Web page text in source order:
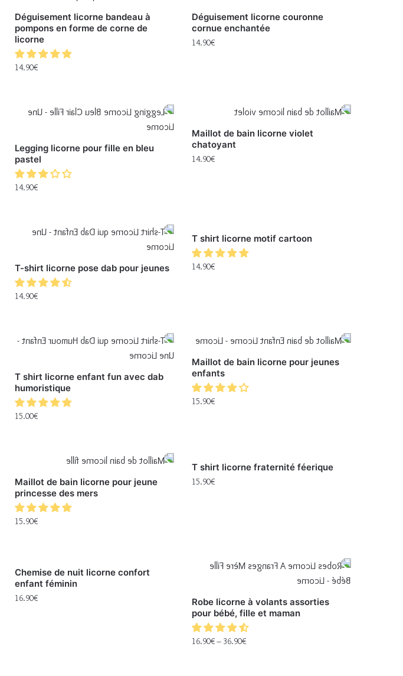
Déguisement licorne bandeau à
pompons en forme de corne de
licorne
14.90€
Déguisement licorne couronne
cornue enchantée
14.90€
Legging licorne pour fille en bleu
pastel
14.90€
Maillot de bain licorne violet
chatoyant
14.90€
T-shirt licorne pose dab pour jeunes
14.90€
T shirt licorne motif cartoon
14.90€
T shirt licorne enfant fun avec dab
humoristique
15.00€
Maillot de bain licorne pour jeunes
enfants
15.90€
Maillot de bain licorne pour jeune
princesse des mers
15.90€
T shirt licorne fraternité féerique
15.90€
Chemise de nuit licorne confort
enfant féminin
16.90€
Robe licorne à volants assorties
pour bébé, fille et maman
16.90€– 36.90€